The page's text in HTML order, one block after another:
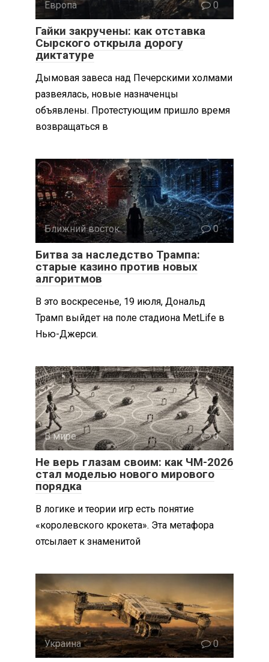
Европа 0
Гайки закручены: как отставка
Сырского открыла дорогу
диктатуре
Дымовая завеса над Печерскими холмами
развеялась, новые назначенцы
объявлены. Протестующим пришло время
возвращаться в
Ближний восток 0
Битва за наследство Трампа:
старые казино против новых
алгоритмов
В это воскресенье, 19 июля, Дональд
Трамп выйдет на поле стадиона MetLife в
Нью-Джерси.
В мире 0
Не верь глазам своим: как ЧМ-2026
стал моделью нового мирового
порядка
В логике и теории игр есть понятие
«королевского крокета». Эта метафора
отсылает к знаменитой
Украина 0